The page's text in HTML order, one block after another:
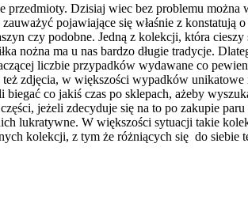
Dzisiaj wiec bez problemu
pojawiające się właśnie z konstatują
czy podobne. Jedną z kolekcji, która
nożna ma u nas bardzo długie tradycje.
liczbie przypadków wydawane co
zdjęcia, w większości wypadków
co jakiś czas po sklepach, ażeby
jeżeli zdecyduje się na to po zakupie
lukratywne. W większości sytuacji takie
kolekcji, z tym że różniących się do